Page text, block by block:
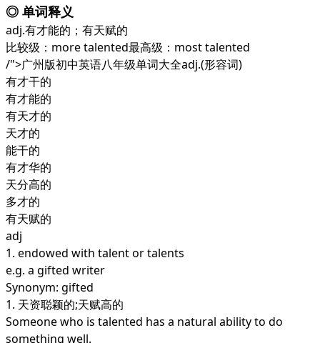
◎ 单词释义
adj.有才能的；有天赋的
比较级：more talented最高级：most talented
/">广州版初中英语八年级单词大全adj.(形容词)
有才干的
有才能的
有天才的
天才的
能干的
有才华的
天分高的
多才的
有天赋的
adj
1. endowed with talent or talents
e.g. a gifted writer
Synonym: gifted
1. 天资聪颖的;天赋高的
Someone who is talented has a natural ability to do
something well.